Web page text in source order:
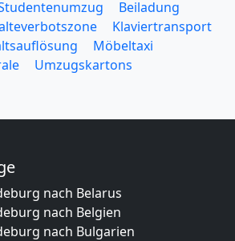
Beiladung
Klaviertransport
Möbeltaxi
Umzugskartons
nach Belarus
nach Belgien
nach Bulgarien